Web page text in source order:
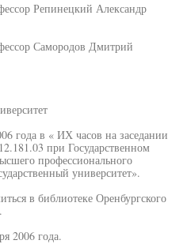
Репинецкий Александр
Самородов Дмитрий
года в « ИХ часов на заседании
при Государственном
профессионального
университет».
в библиотеке Оренбургского
2006 года.